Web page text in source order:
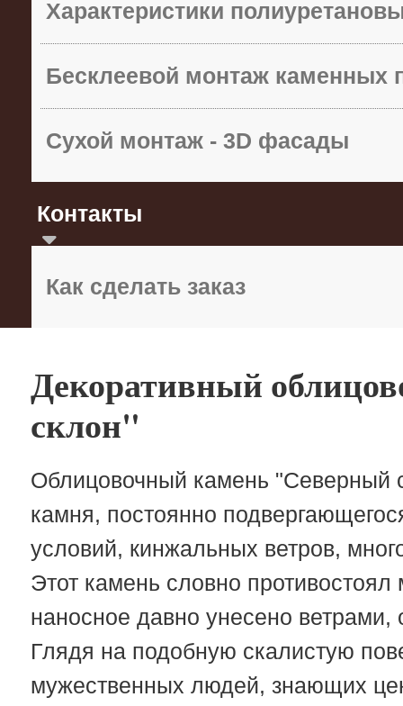
Характеристики
Бесклеевой монтаж каменных
Сухой монтаж - 3D фасады
Контакты
Как сделать заказ
Декоративный
склон"
Облицовочный камень "Северный
камня, постоянно
условий, кинжальных ветров,
Этот камень словно
наносное давно унесено
Глядя на подобную скалистую
мужественных людей, знающих